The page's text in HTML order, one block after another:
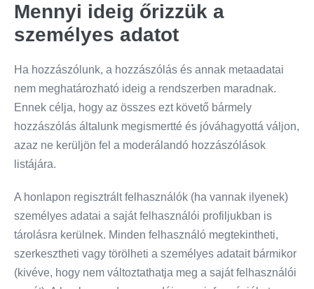
Mennyi ideig őrizzük a
személyes adatot
Ha hozzászólunk, a hozzászólás és annak metaadatai
nem meghatározható ideig a rendszerben maradnak.
Ennek célja, hogy az összes ezt követő bármely
hozzászólás általunk megismertté és jóváhagyottá váljon,
azaz ne kerüljön fel a moderálandó hozzászólások
listájára.
A honlapon regisztrált felhasználók (ha vannak ilyenek)
személyes adatai a saját felhasználói profiljukban is
tárolásra kerülnek. Minden felhasználó megtekintheti,
szerkesztheti vagy törölheti a személyes adatait bármikor
(kivéve, hogy nem változtathatja meg a saját felhasználói